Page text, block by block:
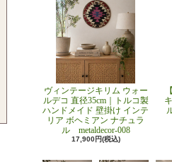
ヴィンテージキリム ウォー
ルデコ 直径35cm｜トルコ製
ハンドメイド 壁掛け インテ
リア ボヘミアン ナチュラ
ル metaldecor-008
17,900円(税込)